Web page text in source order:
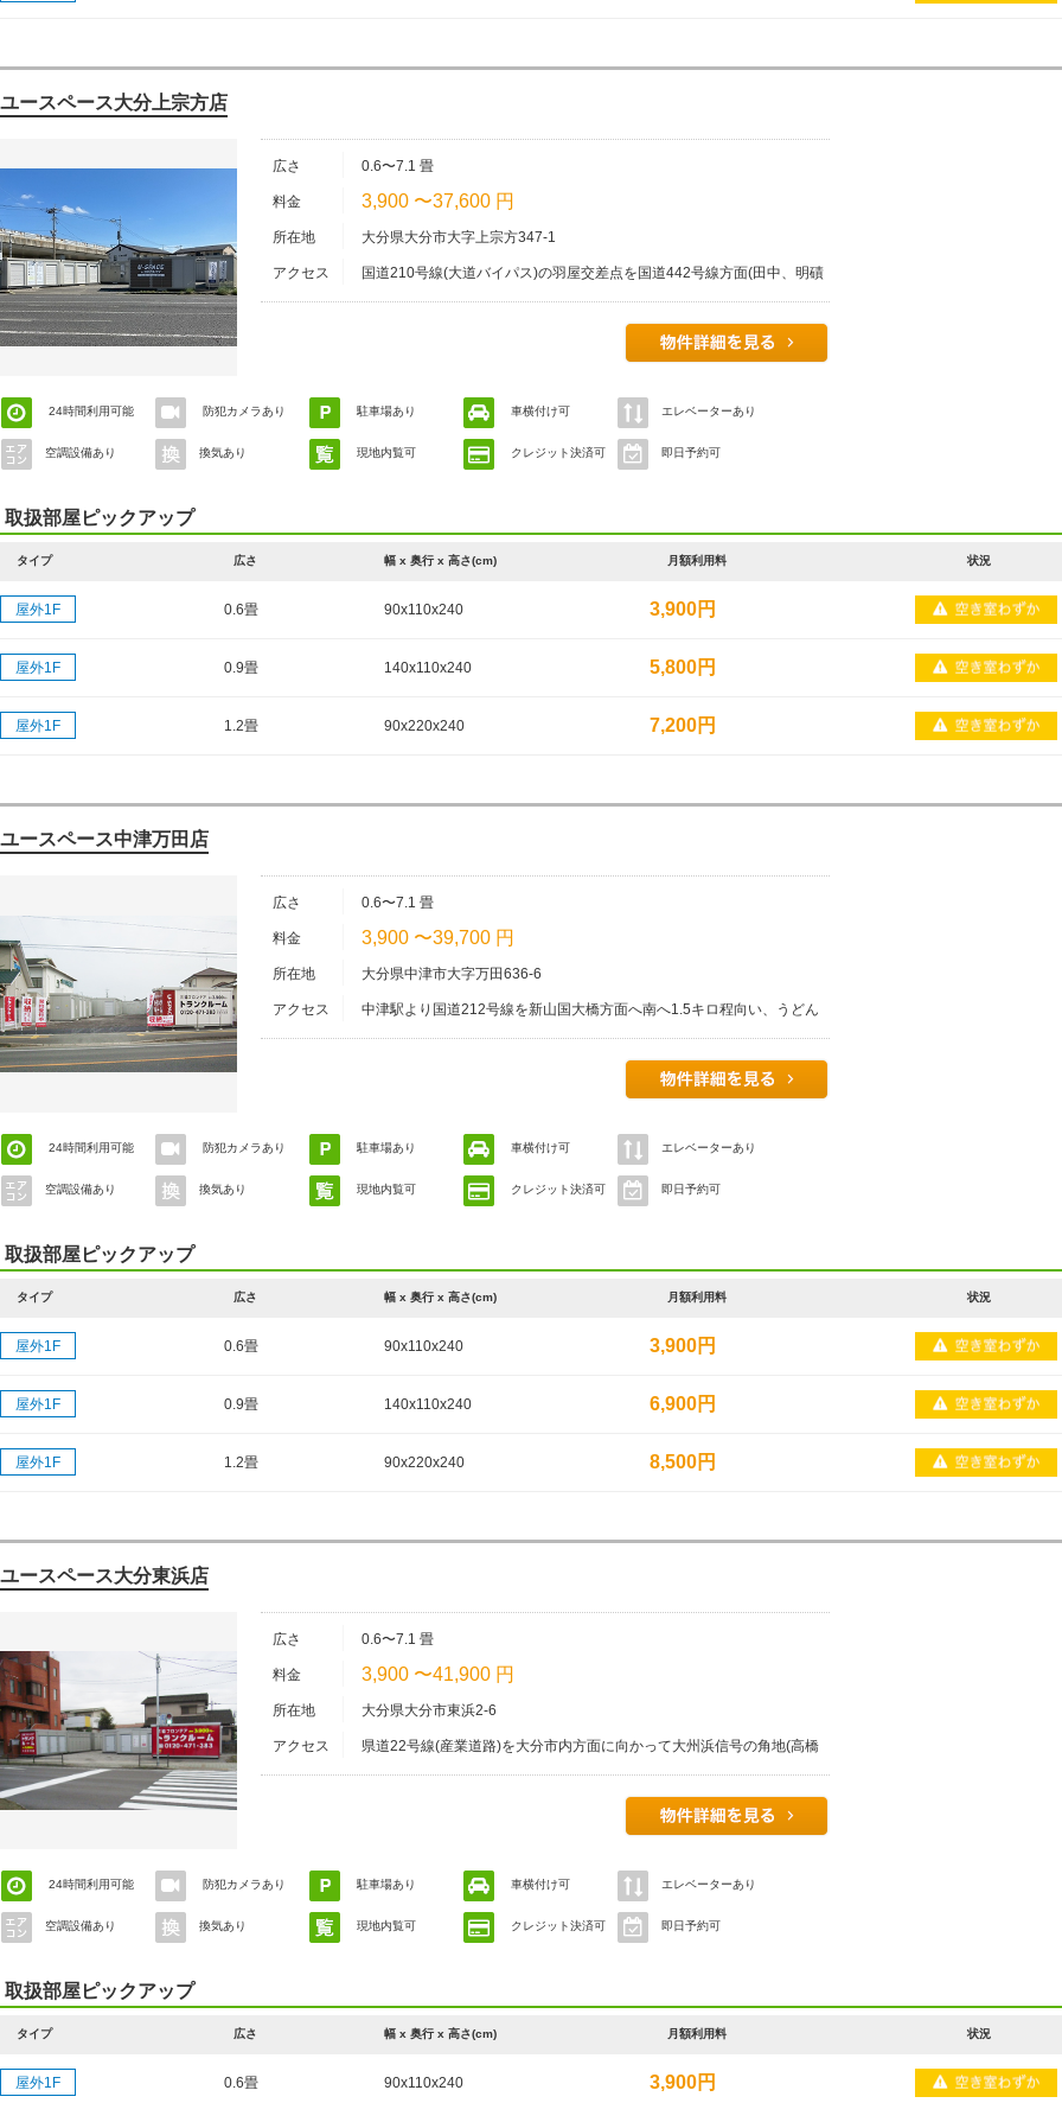
ユースペース大分上宗方店
広さ 0.6〜7.1 畳
料金 3,900 〜37,600 円
所在地 大分県大分市大字上宗方347-1
アクセス
国道210号線(大道バイパス)の羽屋交差点を国道442号線方面(田中、明磧
橋方面)へ向い、明磧橋を渡り、高速道路の高架を過ぎた左手に店舗があ
24時間利用可能 防犯カメラあり 駐車場あり 車横付け可 エレベーターあり
空調設備あり 換気あり 現地内覧可 クレジット決済可 即日予約可
取扱部屋ピックアップ
タイプ 広さ 幅 x 奥行 x 高さ(cm) 月額利用料 状況
屋外1F 0.6畳 90x110x240 3,900円
屋外1F 0.9畳 140x110x240 5,800円
屋外1F 1.2畳 90x220x240 7,200円
ユースペース中津万田店
広さ 0.6〜7.1 畳
料金 3,900 〜39,700 円
所在地 大分県中津市大字万田636-6
アクセス
中津駅より国道212号線を新山国大橋方面へ南へ1.5キロ程向い、うどん
の丸亀様の2件先隣が店舗となります。
24時間利用可能 防犯カメラあり 駐車場あり 車横付け可 エレベーターあり
空調設備あり 換気あり 現地内覧可 クレジット決済可 即日予約可
取扱部屋ピックアップ
タイプ 広さ 幅 x 奥行 x 高さ(cm) 月額利用料 状況
屋外1F 0.6畳 90x110x240 3,900円
屋外1F 0.9畳 140x110x240 6,900円
屋外1F 1.2畳 90x220x240 8,500円
ユースペース大分東浜店
広さ 0.6〜7.1 畳
料金 3,900 〜41,900 円
所在地 大分県大分市東浜2-6
アクセス
県道22号線(産業道路)を大分市内方面に向かって大州浜信号の角地(高橋
歯科医院様の隣り)です。
24時間利用可能 防犯カメラあり 駐車場あり 車横付け可 エレベーターあり
空調設備あり 換気あり 現地内覧可 クレジット決済可 即日予約可
取扱部屋ピックアップ
タイプ 広さ 幅 x 奥行 x 高さ(cm) 月額利用料 状況
屋外1F 0.6畳 90x110x240 3,900円